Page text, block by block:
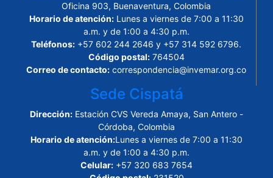
Oficina 903, Buenaventura, Colombia
Horario de atención:Lunes a viernes de 7:00 a 11:30
a.m. y de 1:00 a 4:30 p.m.
Teléfonos: +57 602 244 2646 y +57 314 592 6796.
Código postal:764504
Correo de contacto: correspondencia@invemar.org.co
Sede Cispatá
Dirección: Estación CVS Vereda Amaya, San Antero -
Córdoba, Colombia
Horario de atención:Lunes a viernes de 7:00 a 11:30
a.m. y de 1:00 a 4:30 p.m.
Celular: +57 320 683 7654